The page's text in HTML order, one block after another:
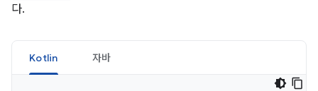
다.
Kotlin 자바